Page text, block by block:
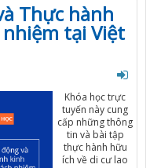
Thực hành
tại Việt
Khóa họctrực
tuyến này cung
cấp nhữngthông
tin và bài tập
thực hành hữu
ích về di cư lao